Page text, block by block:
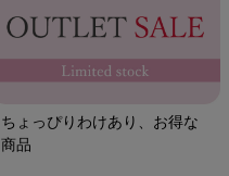
ちょっぴりわけあり、お得な
商品